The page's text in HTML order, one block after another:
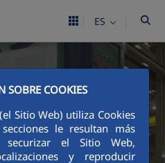
SOBRE COOKIES
Sitio Web) utiliza Cookies
le resultan más
securizar el Sitio Web,
y reproducir
ES
en Marca